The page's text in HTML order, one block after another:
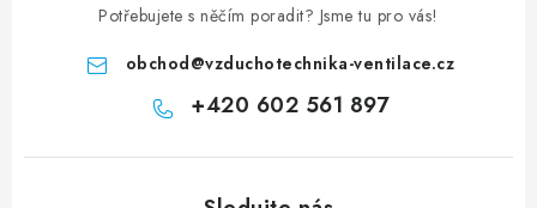
Potřebujete s něčím poradit? Jsme tu pro vás!
obchod@vzduchotechnika-ventilace.cz
+420 602 561 897